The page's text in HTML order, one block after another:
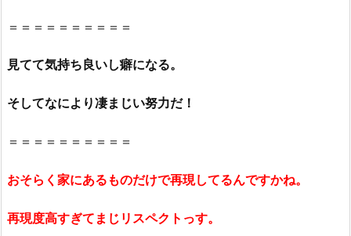
見
あ
の？
ジ
エ
ル
ア
＝＝＝＝＝＝＝＝＝＝
見てて気持ち良いし癖になる。
そしてなにより凄まじい努力だ！
＝＝＝＝＝＝＝＝＝＝
おそらく家にあるものだけで再現してるんですかね。
再現度高すぎてまじリスペクトっす。